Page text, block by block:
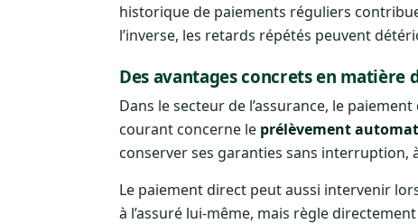
historique de paiements réguliers
l’inverse, les retards répétés peuvent
Des avantages concrets en matière
Dans le secteur de l’assurance, le
courant concerne le prélèvement
conserver ses garanties sans interruption,
Le paiement direct peut aussi intervenir
à l’assuré lui-même, mais règle